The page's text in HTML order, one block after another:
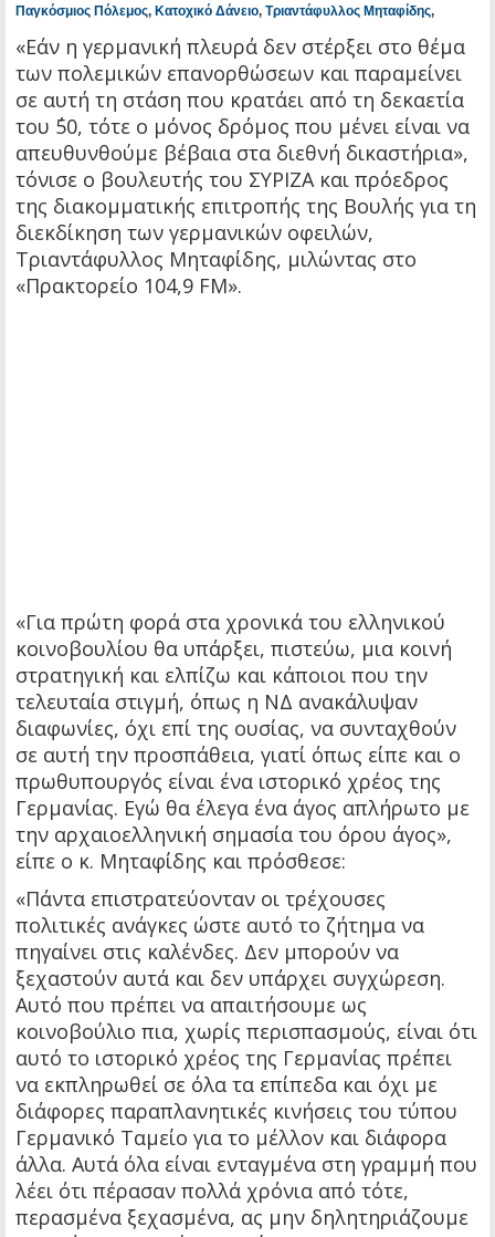
Παγκόσμιος Πόλεμος, Κατοχικό Δάνειο, Τριαντάφυλλος Μηταφίδης,
«Εάν η γερμανική πλευρά δεν στέρξει στο θέμα
των πολεμικών επανορθώσεων και παραμείνει
σε αυτή τη στάση που κρατάει από τη δεκαετία
του ΄50, τότε ο μόνος δρόμος που μένει είναι να
απευθυνθούμε βέβαια στα διεθνή δικαστήρια»,
τόνισε ο βουλευτής του ΣΥΡΙΖΑ και πρόεδρος
της διακομματικής επιτροπής της Βουλής για τη
διεκδίκηση των γερμανικών οφειλών,
Τριαντάφυλλος Μηταφίδης, μιλώντας στο
«Πρακτορείο 104,9 FM».
«Για πρώτη φορά στα χρονικά του ελληνικού
κοινοβουλίου θα υπάρξει, πιστεύω, μια κοινή
στρατηγική και ελπίζω και κάποιοι που την
τελευταία στιγμή, όπως η ΝΔ ανακάλυψαν
διαφωνίες, όχι επί της ουσίας, να συνταχθούν
σε αυτή την προσπάθεια, γιατί όπως είπε και ο
πρωθυπουργός είναι ένα ιστορικό χρέος της
Γερμανίας. Εγώ θα έλεγα ένα άγος απλήρωτο με
την αρχαιοελληνική σημασία του όρου άγος»,
είπε ο κ. Μηταφίδης και πρόσθεσε:
«Πάντα επιστρατεύονταν οι τρέχουσες
πολιτικές ανάγκες ώστε αυτό το ζήτημα να
πηγαίνει στις καλένδες. Δεν μπορούν να
ξεχαστούν αυτά και δεν υπάρχει συγχώρεση.
Αυτό που πρέπει να απαιτήσουμε ως
κοινοβούλιο πια, χωρίς περισπασμούς, είναι ότι
αυτό το ιστορικό χρέος της Γερμανίας πρέπει
να εκπληρωθεί σε όλα τα επίπεδα και όχι με
διάφορες παραπλανητικές κινήσεις του τύπου
Γερμανικό Ταμείο για το μέλλον και διάφορα
άλλα. Αυτά όλα είναι ενταγμένα στη γραμμή που
λέει ότι πέρασαν πολλά χρόνια από τότε,
περασμένα ξεχασμένα, ας μην δηλητηριάζουμε